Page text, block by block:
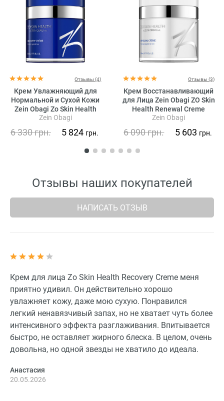
Отзывы (4)
Крем Увлажняющий для
Нормальной и Сухой Кожи
Zein Obagi Zo Skin Health
Recovery Creme
Zein Obagi
6 330грн. 5 824 грн.
Отзывы (3)
Крем Восстанавливающий
для Лица Zein Obagi ZO Skin
Health Renewal Creme
Zein Obagi
6 090грн. 5 603 грн.
Отзывы наших покупателей
НАПИСАТЬ ОТЗЫВ
Крем для лица Zo Skin Health Recovery Creme меня
приятно удивил. Он действительно хорошо
увлажняет кожу, даже мою сухую. Понравился
легкий ненавязчивый запах, но не хватает чуть более
интенсивного эффекта разглаживания. Впитывается
быстро, не оставляет жирного блеска. В целом, очень
довольна, но одной звезды не хватило до идеала.
Анастасия
20.05.2026